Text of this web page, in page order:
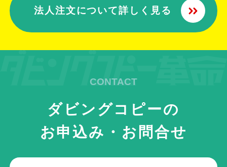
法人注文について詳しく見る
ダビングコピーの
お申込み・お問合せ